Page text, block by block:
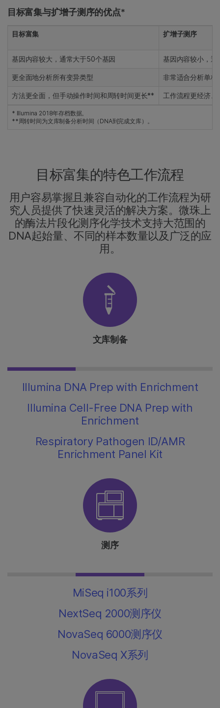
目标富集与扩增子测序的优点*
目标富集 扩增子测序
基因内容较大，通常大于50个基因 基因内容较小，
更全面地分析所有变异类型 非常适合分析单
方法更全面，但手动操作时间和周转时间更长** 工作流程更经济、
* Illumina 2018年存档数据。
**周转时间为文库制备分析时间（DNA到完成文库）。
目标富集的特色工作流程
用户容易掌握且兼容自动化的工作流程为研
究人员提供了快速灵活的解决方案。微珠上
的酶法片段化测序化学技术支持大范围的
DNA起始量、不同的样本数量以及广泛的应
用。
文库制备
Illumina DNA Prep with Enrichment
Illumina Cell-Free DNA Prep with
Enrichment
Respiratory Pathogen ID/AMR
Enrichment Panel Kit
测序
MiSeq i100系列
NextSeq 2000测序仪
NovaSeq 6000测序仪
NovaSeq X系列